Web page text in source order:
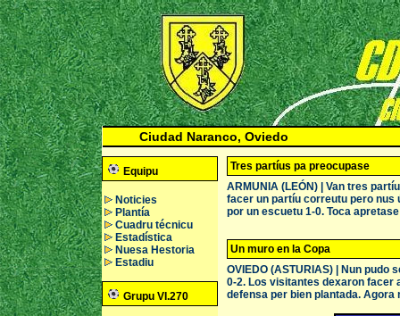
Ciudad Naranco, Oviedo
Equipu
Noticies
Plantía
Cuadru técnicu
Estadística
Nuesa Hestoria
Estadiu
Grupu VI.270
Tres partíus pa preocupase
ARMUNIA (LEÓN) | Van tres
facer un partíu correutu pero nus
por un escuetu 1-0. Toca
Un muro en la Copa
OVIEDO (ASTURIAS) | Nun pudo
0-2. Los visitantes dexaron facer
defensa per bien plantada.